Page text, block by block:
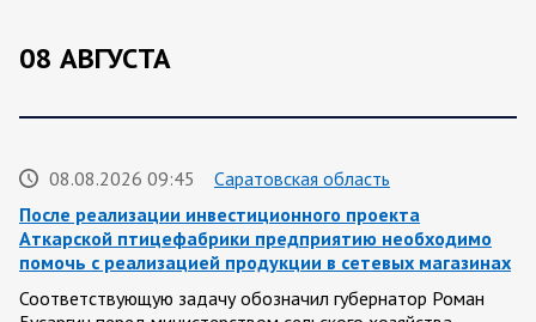
08 АВГУСТА
08.08.2026 09:45
Саратовская область
После реализации инвестиционного проекта
Аткарской птицефабрики предприятию необходимо
помочь с реализацией продукции в сетевых магазинах
Соответствующую задачу обозначил губернатор Роман